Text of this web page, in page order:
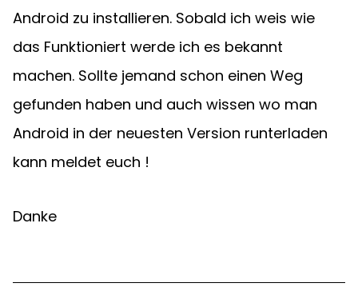
Android zu installieren. Sobald ich weis wie
das Funktioniert werde ich es bekannt
machen. Sollte jemand schon einen Weg
gefunden haben und auch wissen wo man
Android in der neuesten Version runterladen
kann meldet euch !
Danke